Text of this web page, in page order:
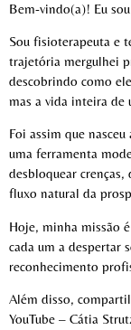
Bem-vindo(a)! Eu
Sou fisioterapeuta e
trajetória mergulhei
descobrindo como
mas a vida inteira de
Foi assim que
uma ferramenta
desbloquear crenças,
fluxo natural da
Hoje, minha missão
cada um a despertar
reconhecimento
Além disso,
YouTube – Cátia